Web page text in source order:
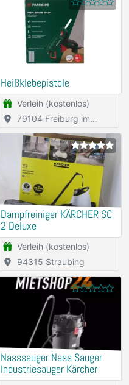
Heißklebepistole
Verleih (kostenlos)
Breisgau
1x
Dampfreiniger KÄRCHER SC
2 Deluxe
Verleih (kostenlos)
94315 Straubing
Nasssauger Nass Sauger
Industriesauger Kärcher